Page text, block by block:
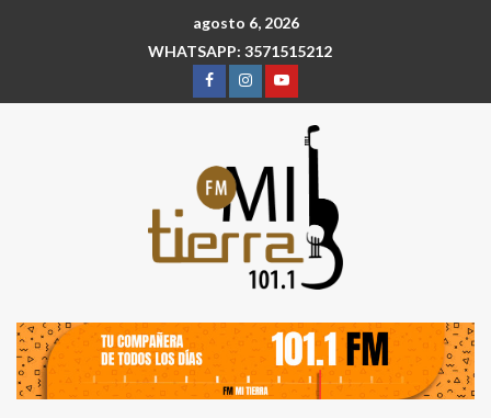
agosto 6, 2026
WHATSAPP: 3571515212